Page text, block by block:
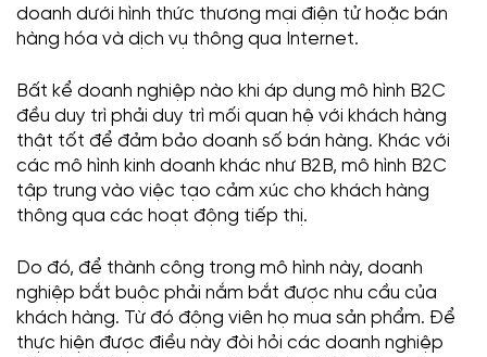
doanh dưới hình thức thương mại điện tử hoặc bán
hàng hóa và dịch vụ thông qua Internet.
Bất kể doanh nghiệp nào khi áp dụng mô hình B2C
đều duy trì phải duy trì mối quan hệ với khách hàng
thật tốt để đảm bảo doanh số bán hàng. Khác với
các mô hình kinh doanh khác như B2B, mô hình B2C
tập trung vào việc tạo cảm xúc cho khách hàng
thông qua các hoạt động tiếp thị.
Do đó, để thành công trong mô hình này, doanh
nghiệp bắt buộc phải nắm bắt được nhu cầu của
khách hàng. Từ đó động viên họ mua sản phẩm. Để
thực hiện được điều này đòi hỏi các doanh nghiệp